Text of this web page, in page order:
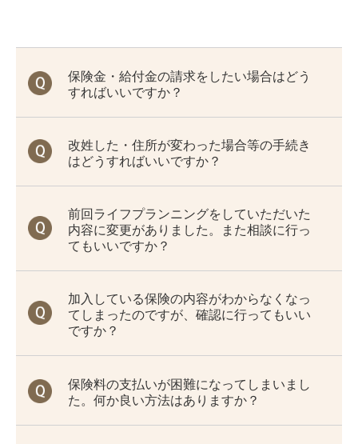
保険金・給付金の請求をしたい場合はどう
すればいいですか？
改姓した・住所が変わった場合等の手続き
はどうすればいいですか？
前回ライフプランニングをしていただいた
内容に変更がありました。また相談に行っ
てもいいですか？
加入している保険の内容がわからなくなっ
てしまったのですが、確認に行ってもいい
ですか？
保険料の支払いが困難になってしまいまし
た。何か良い方法はありますか？